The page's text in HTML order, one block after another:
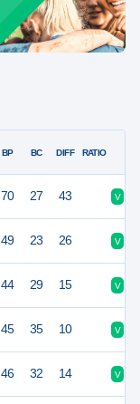
BP BC DIFF RATIO
70 27 43 V
49 23 26 V
44 29 15 V
45 35 10 V
46 32 14 V